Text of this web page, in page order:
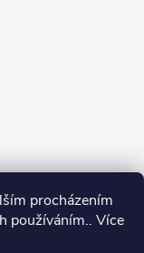
procházením
používáním.. Více